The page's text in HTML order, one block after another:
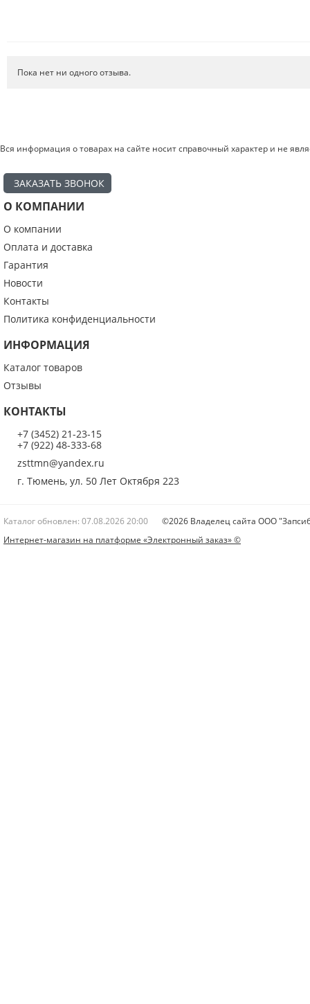
Введите код с картинки:
Я даю согласие на обработку моих персональных данных
ОПУБЛИКОВАТЬ
Нажатием на кнопку «Опубликовать» я даю свое согласие на обработку
персональных данных в соответствии с
Пока нет ни одного отзыва.
Вся информация о товарах на сайте носит справочный характер и не
ЗАКАЗАТЬ ЗВОНОК
О КОМПАНИИ
О компании
Оплата и доставка
Гарантия
Новости
Контакты
Политика конфиденциальности
ИНФОРМАЦИЯ
Каталог товаров
Отзывы
КОНТАКТЫ
+7 (3452) 21-23-15
+7 (922) 48-333-68
zsttmn@yandex.ru
г. Тюмень, ул. 50 Лет Октября 223
Каталог обновлен: 07.08.2026 20:00
©2026 Владелец сайта ООО
Интернет-магазин на платформе «Электронный заказ» ©